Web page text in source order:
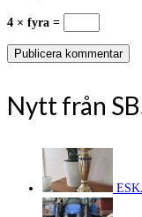
4 × fyra =
Nytt från